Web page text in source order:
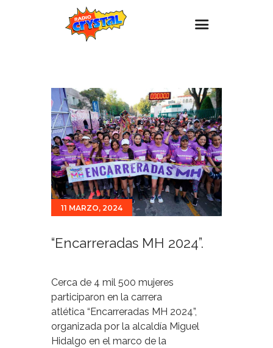
Estaciones
Eventos
Promociones
Noticias
Para ti
Contacto
11 MARZO, 2024
“Encarreradas MH 2024”.
Cerca de 4 mil 500 mujeres
participaron en la carrera
atlética “Encarreradas MH 2024”,
organizada por la alcaldía Miguel
Hidalgo en el marco de la